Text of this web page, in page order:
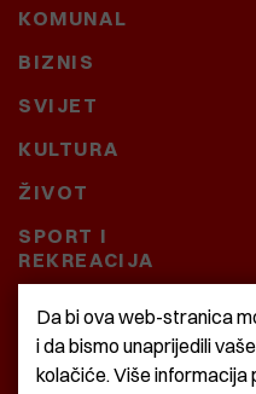
KOMUNAL
BIZNIS
SVIJET
KULTURA
ŽIVOT
SPORT I
REKREACIJA
BAŠTARDINI I PRAVI
Da bi ova web-stranica
i da bismo unaprijedili
kolačiće. Više informacija